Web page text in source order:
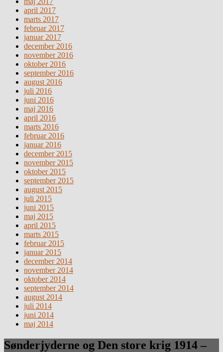
april 2017
marts 2017
februar 2017
januar 2017
december 2016
november 2016
oktober 2016
september 2016
august 2016
juli 2016
juni 2016
maj 2016
april 2016
marts 2016
februar 2016
januar 2016
december 2015
november 2015
oktober 2015
september 2015
august 2015
juli 2015
juni 2015
maj 2015
april 2015
marts 2015
februar 2015
januar 2015
december 2014
november 2014
oktober 2014
september 2014
august 2014
juli 2014
juni 2014
maj 2014
Sønderjyderne og Den store krig 1914 –